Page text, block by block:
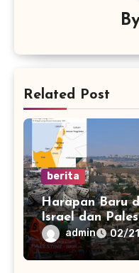
Related Post
berita
Harapan Baru
Israel dan
admin 02/